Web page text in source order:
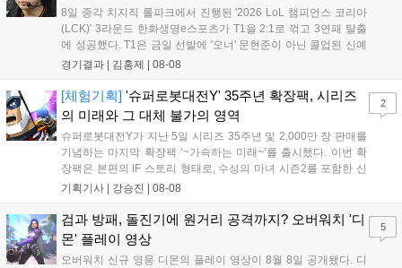
8일 종각 치지직 롤파크에서 진행된 '2026 LoL 챔피언스 코리아
(LCK)' 3라운드 한화생명e스포츠가 T1을 2:1로 꺾고 3연패 탈출
에 성공했다. T1은 금일 선발에 '오너' 문현준이 아닌 콜업된 신예
'페인터' 김은후를 투입했지만, 결국 1:2로 패배하고 말았다. T1은
을 빼냈다....
경기결과 | 김홍제 | 08-08
[체험기획] '슈퍼로봇대전Y' 35주년 확장팩, 시리즈
의 미래와 그 대체 불가의 영역
슈퍼로봇대전Y가 지난 5일 시리즈 35주년 및 2,000만 장 판매를
기념하는 마지막 확장팩 ‘~가속하는 미래~’를 출시했다. 이번 확
장팩은 본편의 IF 스토리 형태로, 수성의 마녀 시즌2를 포함한 신
규 참전작과 크로스오버 합체기를 선보이며 작품을 완결 짓는다.
하는 몰입감 있는 서사와 조합을 구현하며 시리즈의 미래를 향한
새로운 가능성을 제시했다....
기획기사 | 강승진 | 08-08
2
검과 방패, 돌진기에 원거리 공격까지? 오버워치 '디
몬' 플레이 영상
오버워치 신규 영웅 디몬의 플레이 영상이 8월 8일 공개됐다. 디
5